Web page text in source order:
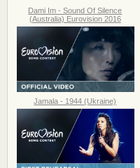
Dami Im - Sound Of Silence
(Australia) Eurovision 2016
Jamala - 1944 (Ukraine)